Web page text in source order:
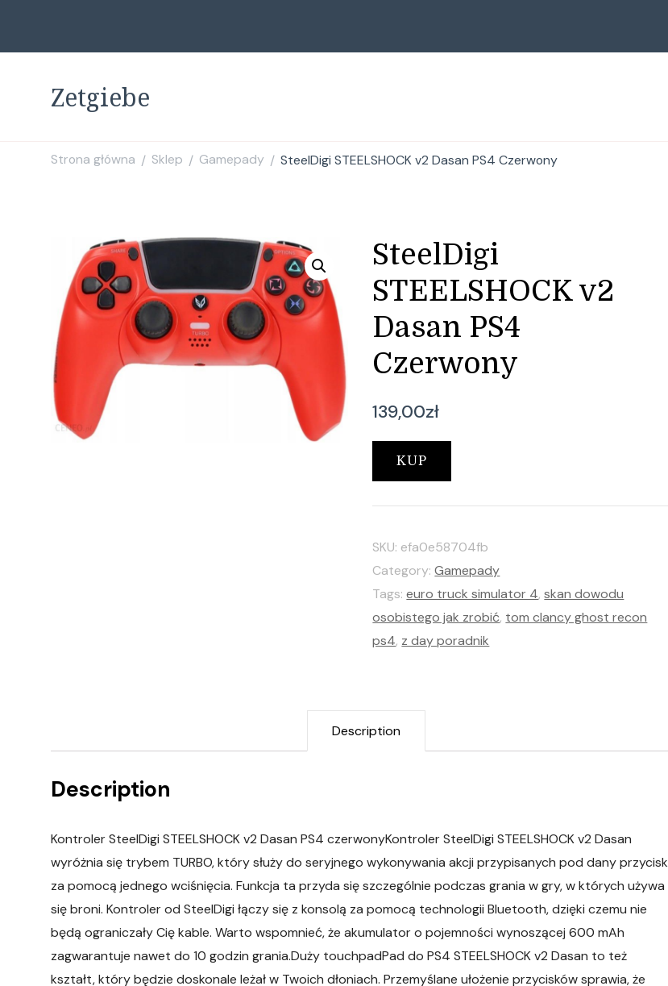
Zetgiebe
Strona główna / Sklep / Gamepady / SteelDigi STEELSHOCK v2 Dasan PS4 Czerwony
SteelDigi
STEELSHOCK v2
Dasan PS4
Czerwony
139,00zł
KUP
SKU: efa0e58704fb
Category:Gamepady
Tags:euro truck simulator 4,skan dowodu
osobistego jak zrobić, tom clancy ghost recon
ps4, z day poradnik
Description
Description
Kontroler SteelDigi STEELSHOCK v2 Dasan PS4 czerwonyKontroler SteelDigi STEELSHOCK v2 Dasan
wyróżnia się trybem TURBO, który służy do seryjnego wykonywania akcji przypisanych pod dany przycisk
za pomocą jednego wciśnięcia. Funkcja ta przyda się szczególnie podczas grania w gry, w których używa
się broni. Kontroler od SteelDigi łączy się z konsolą za pomocą technologii Bluetooth, dzięki czemu nie
będą ograniczały Cię kable. Warto wspomnieć, że akumulator o pojemności wynoszącej 600 mAh
zagwarantuje nawet do 10 godzin grania.Duży touchpadPad do PS4 STEELSHOCK v2 Dasan to też
kształt, który będzie doskonale leżał w Twoich dłoniach. Przemyślane ułożenie przycisków sprawia, że